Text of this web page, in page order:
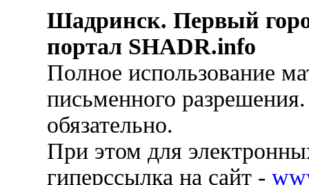
Шадринск. Первый
портал SHADR.info
Полное использование
письменного
обязательно.
При этом для
гиперссылка на сайт -